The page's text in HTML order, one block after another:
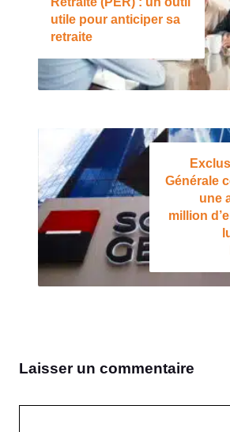
utile pour anticiper sa
retraite
Générale
une
million
Laisser un commentaire